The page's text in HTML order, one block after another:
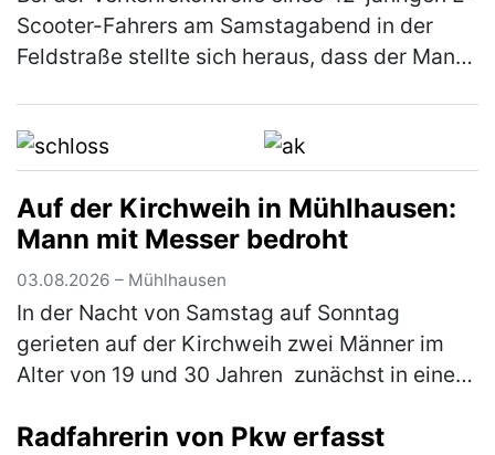
Scooter-Fahrers am Samstagabend in der
Feldstraße stellte sich heraus, dass der Mann
Auf der Kirchweih in Mühlhausen:
Mann mit Messer bedroht
03.08.2026 – Mühlhausen
In der Nacht von Samstag auf Sonntag
gerieten auf der Kirchweih zwei Männer im
Alter von 19 und 30 Jahren zunächst in einen
Jüngere ein Messer und bedr…(mehr)
Radfahrerin von Pkw erfasst